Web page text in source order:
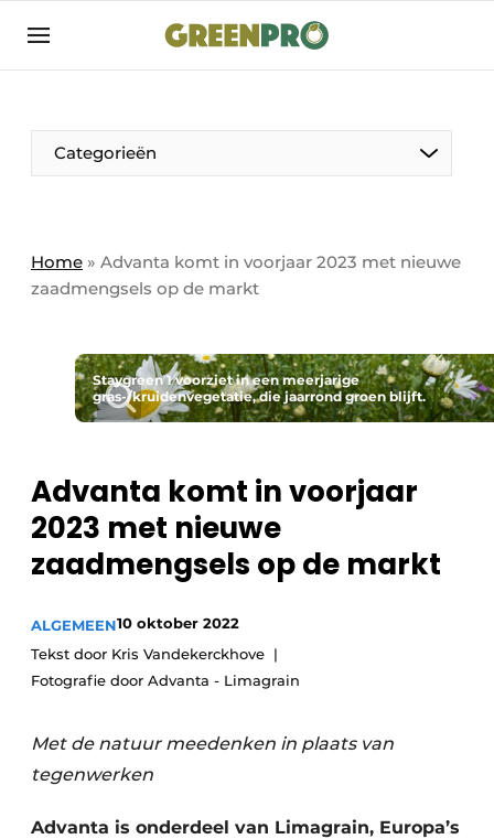
Aanmelden
Bedrijven
Bedrijven
Direct contact
Evenement aanmelden
groenprofessional
Meest gelezen
Privacy / Cookie statement
Vacature aanmelden
Video’s
Categorieën
Home » Advanta komt in voorjaar 2023 met nieuwe
zaadmengsels op de markt
Staygreen 1 voorziet in een meerjarige
gras-/kruidenvegetatie, die jaarrond groen blijft.
Advanta komt in voorjaar
2023 met nieuwe
zaadmengsels op de markt
ALGEMEEN10 oktober 2022
Tekst door Kris Vandekerckhove
Fotografie door Advanta - Limagrain
Met de natuur meedenken in plaats van
tegenwerken
Advanta is onderdeel van Limagrain, Europa’s